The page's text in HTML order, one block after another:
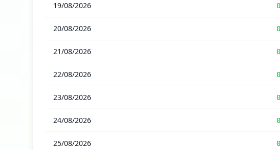
19/08/2026
20/08/2026
21/08/2026
22/08/2026
23/08/2026
24/08/2026
25/08/2026